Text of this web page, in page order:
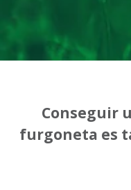
Conseguir
furgoneta es